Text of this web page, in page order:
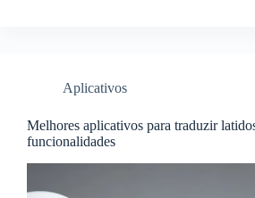
Aplicativos
Melhores aplicativos para traduzir
funcionalidades